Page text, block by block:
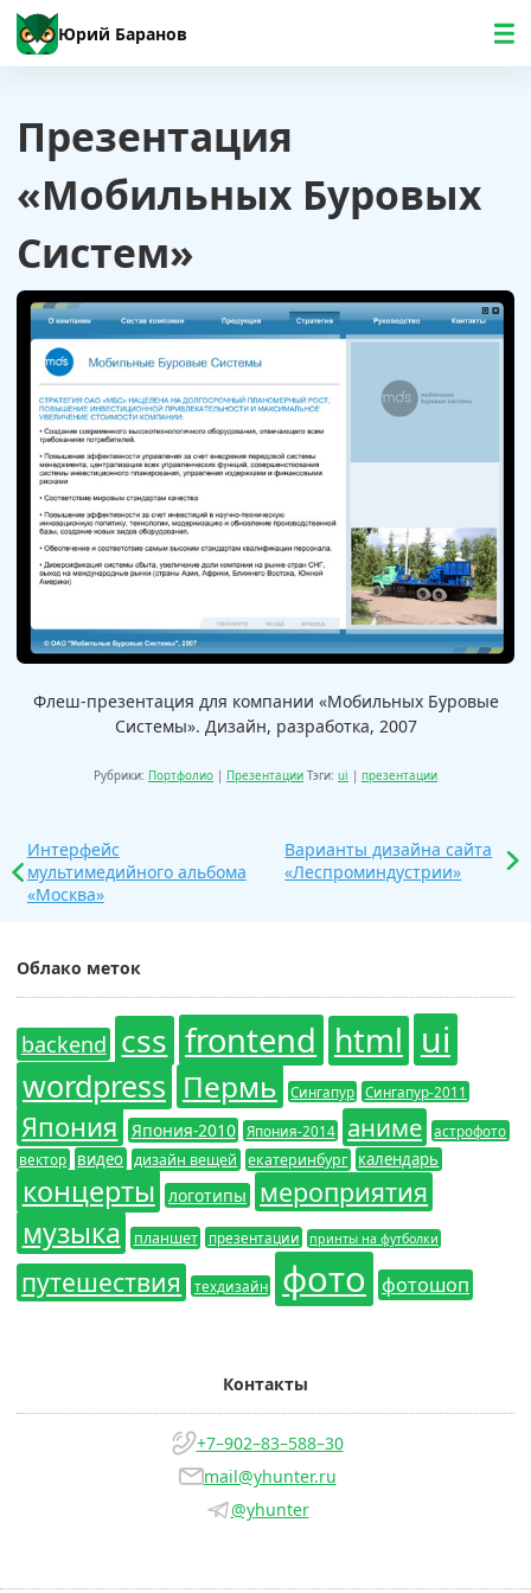
Юрий Баранов
Презентация
«Мобильных Буровых
Систем»
Флеш-презентация для компании «Мобильных Буровые
Системы». Дизайн, разработка, 2007
Рубрики: Портфолио | Презентации Тэги: ui | презентации
Интерфейс
мультимедийного альбома
«Москва»
Варианты дизайна сайта
«Леспроминдустрии»
Облако меток
backend css frontend html ui
wordpress Пермь Сингапур Сингапур-2011
Япония Япония-2010 Япония-2014 аниме
астрофото
вектор
видео дизайн вещей екатеринбург календарь
концерты логотипы мероприятия
музыка планшет презентации принты на футболки
путешествия техдизайн фото фотошоп
Контакты
+7–902–83–588–30
mail@yhunter.ru
@yhunter